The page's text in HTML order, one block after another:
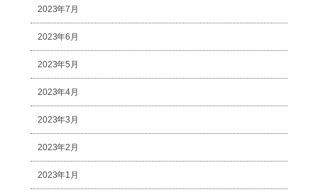
2023年7月
2023年6月
2023年5月
2023年4月
2023年3月
2023年2月
2023年1月